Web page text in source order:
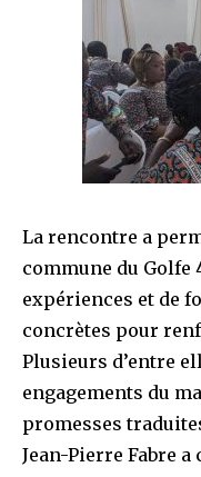
La rencontre a
commune du Golfe
expériences et de
concrètes pour
Plusieurs d’entre
engagements du
promesses
Jean-Pierre Fabre